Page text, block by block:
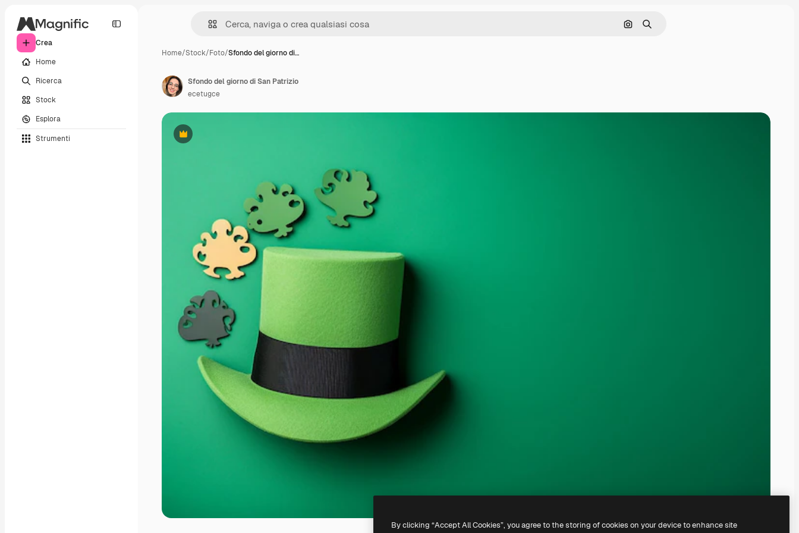
Crea
Home
Ricerca
Stock
Esplora
Strumenti
Cerca per immagine
Ricerca
Home/Stock/Foto/Sfondo del giorno di…
Premium
Sfondo del giorno di San Patrizio
ecetugce
By clicking “Accept All Cookies”, you agree to the storing of cookies on your device to enhance site